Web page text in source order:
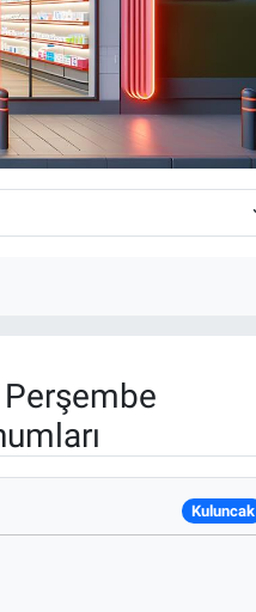
Kuluncak